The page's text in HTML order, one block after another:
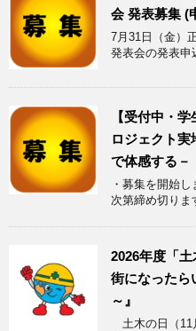
会 発表募集 (
7月31日（金）
発表会の発表申
【受付中・
ロジェクト実
で体感する－
・募集を開始
次第締め切りま
2026年度「
街になったら
～』
土木の日（11